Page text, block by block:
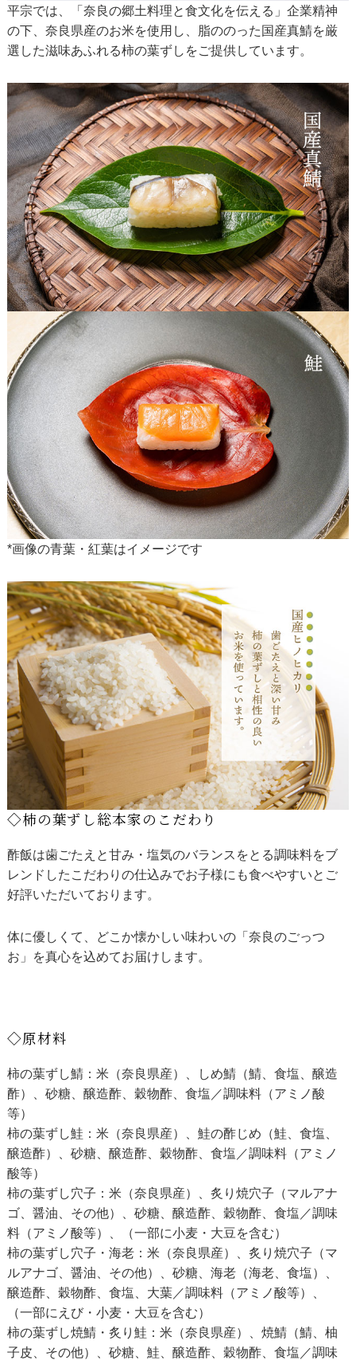
平宗では、「奈良の郷土料理と食文化を伝える」企業精神
の下、奈良県産のお米を使用し、脂ののった国産真鯖を厳
選した滋味あふれる柿の葉ずしをご提供しています。
*画像の青葉・紅葉はイメージです
◇柿の葉ずし総本家のこだわり
酢飯は歯ごたえと甘み・塩気のバランスをとる調味料をブ
レンドしたこだわりの仕込みでお子様にも食べやすいとご
好評いただいております。
体に優しくて、どこか懐かしい味わいの「奈良のごっつ
お」を真心を込めてお届けします。
◇原材料
柿の葉ずし鯖：米（奈良県産）、しめ鯖（鯖、食塩、醸造
酢）、砂糖、醸造酢、穀物酢、食塩／調味料（アミノ酸
等）
柿の葉ずし鮭：米（奈良県産）、鮭の酢じめ（鮭、食塩、
醸造酢）、砂糖、醸造酢、穀物酢、食塩／調味料（アミノ
酸等）
柿の葉ずし穴子：米（奈良県産）、炙り焼穴子（マルアナ
ゴ、醤油、その他）、砂糖、醸造酢、穀物酢、食塩／調味
料（アミノ酸等）、（一部に小麦・大豆を含む）
柿の葉ずし穴子・海老：米（奈良県産）、炙り焼穴子（マ
ルアナゴ、醤油、その他）、砂糖、海老（海老、食塩）、
醸造酢、穀物酢、食塩、大葉／調味料（アミノ酸等）、
（一部にえび・小麦・大豆を含む）
柿の葉ずし焼鯖・炙り鮭：米（奈良県産）、焼鯖（鯖、柚
子皮、その他）、砂糖、鮭、醸造酢、穀物酢、食塩／調味